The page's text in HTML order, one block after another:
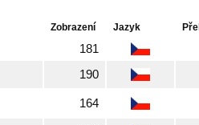
Zobrazení Jazyk
181
190
164